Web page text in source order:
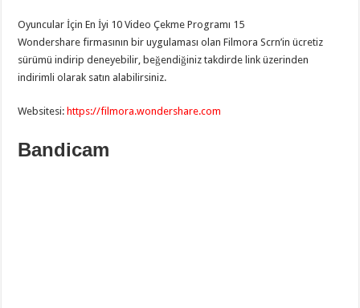
Oyuncular İçin En İyi 10 Video Çekme Programı 15
Wondershare firmasının bir uygulaması olan Filmora Scrn’in ücretiz
sürümü indirip deneyebilir, beğendiğiniz takdirde link üzerinden
indirimli olarak satın alabilirsiniz.
Websitesi: https://filmora.wondershare.com
Bandicam